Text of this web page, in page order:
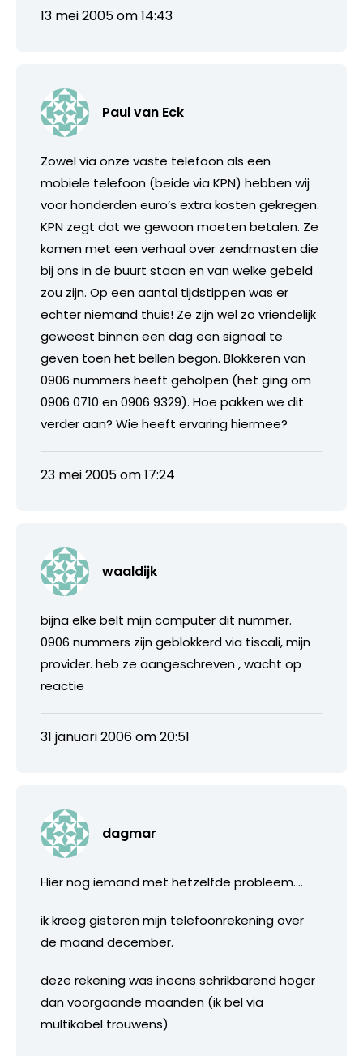
13 mei 2005 om 14:43
Paul van Eck
Zowel via onze vaste telefoon als een
mobiele telefoon (beide via KPN) hebben wij
voor honderden euro’s extra kosten gekregen.
KPN zegt dat we gewoon moeten betalen. Ze
komen met een verhaal over zendmasten die
bij ons in de buurt staan en van welke gebeld
zou zijn. Op een aantal tijdstippen was er
echter niemand thuis! Ze zijn wel zo vriendelijk
geweest binnen een dag een signaal te
geven toen het bellen begon. Blokkeren van
0906 nummers heeft geholpen (het ging om
0906 0710 en 0906 9329). Hoe pakken we dit
verder aan? Wie heeft ervaring hiermee?
23 mei 2005 om 17:24
waaldijk
bijna elke belt mijn computer dit nummer.
0906 nummers zijn geblokkerd via tiscali, mijn
provider. heb ze aangeschreven , wacht op
reactie
31 januari 2006 om 20:51
dagmar
Hier nog iemand met hetzelfde probleem….
ik kreeg gisteren mijn telefoonrekening over
de maand december.
deze rekening was ineens schrikbarend hoger
dan voorgaande maanden (ik bel via
multikabel trouwens)